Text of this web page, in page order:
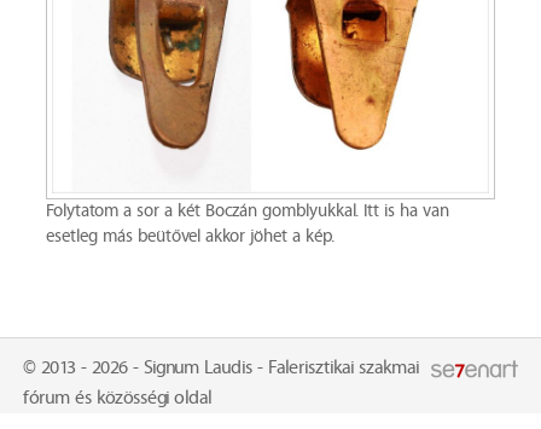
Folytatom a sor a két Boczán gomblyukkal. Itt is ha van
esetleg más beütővel akkor jöhet a kép.
© 2013 - 2026 - Signum Laudis - Falerisztikai szakmai
fórum és közösségi oldal